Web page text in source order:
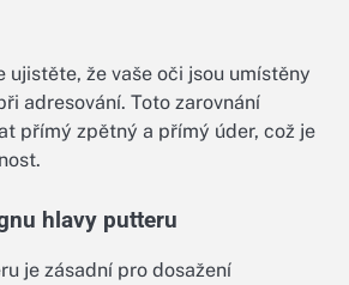
ujistěte, že vaše oči jsou umístěny
adresování. Toto zarovnání
přímý zpětný a přímý úder, což je
hlavy putteru
je zásadní pro dosažení